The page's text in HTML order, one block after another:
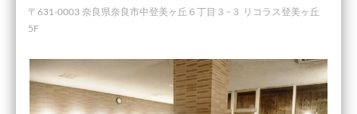
〒631-0003 奈良県奈良市中登美ヶ丘６丁目３−３ リコラス登美ヶ丘
5F